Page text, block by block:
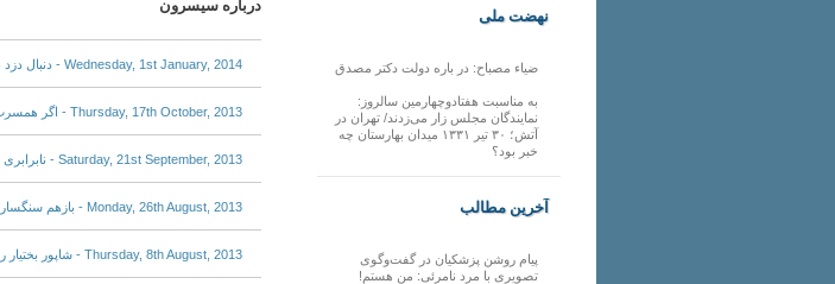
درباره سیسرون
Wednesday, 1st January, 2014 - دنبال دزد نگردیم، حمله به منزل خانم نسرین ستوده یک هشدار است!
Thursday, 17th October, 2013 - اگر همسرت در جنگ کشته شده بود، باز هم جوک می گفتی؟
Saturday, 21st September, 2013 - نابرابری جنسیتی، نتیجه حقوق آسمانی
Monday, 26th August, 2013 - بازهم سنگسار؛ مانع از اجرای این جنایت شویم
Thursday, 8th August, 2013 - شاپور بختیار را ما کشتیم
نهضت ملی
ضیاء مصباح: در باره دولت دکتر مصدق
به مناسبت هفتادوچهارمین سالروز:
نمایندگان مجلس زار می‌زدند/ تهران در
آتش؛ ۳۰ تیر ۱۳۳۱ میدان بهارستان چه
خبر بود؟
آخرین مطالب
پیام روشن پزشکیان در گفت‌و‌گوی
تصویری با مرد نامرئی: من هستم!